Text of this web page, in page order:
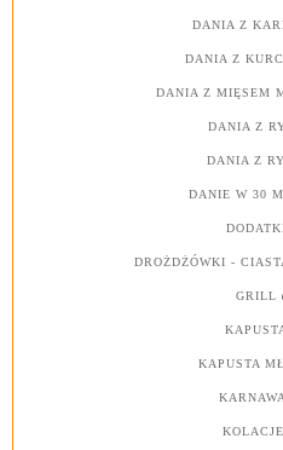
DANIA Z
DANIA Z
DANIA Z MIĘSEM
DANIA Z
DANIA Z
DANIE W 30
DROŻDŻÓWKI -
GRILL
KAPUSTA
KOLACJE